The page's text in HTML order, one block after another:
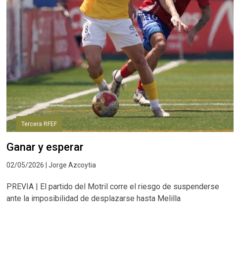
Tercera RFEF
Ganar y esperar
02/05/2026 | Jorge Azcoytia
PREVIA | El partido del Motril corre el riesgo de suspenderse
ante la imposibilidad de desplazarse hasta Melilla